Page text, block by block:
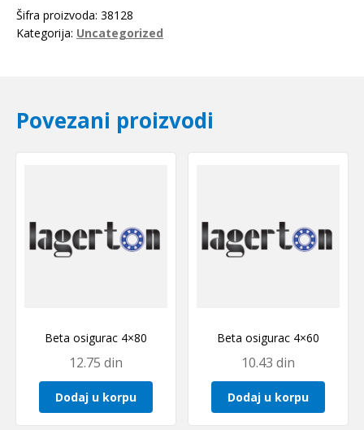
Optibelt
količina
Šifra proizvoda: 38128
Kategorija: Uncategorized
Povezani proizvodi
Beta osigurac 4×80
12.75 din
Dodaj u korpu
Beta osigurac 4×60
10.43din
Dodaj u korpu